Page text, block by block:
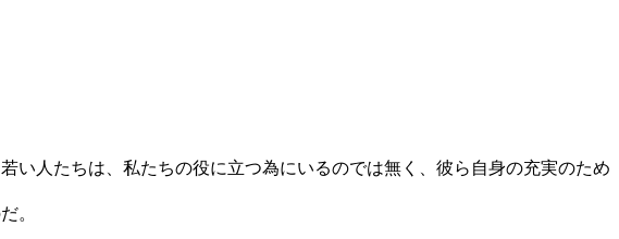
い人たちは、私たちの役に立つ為にいるのでは無く、彼ら自身の充実のため
。